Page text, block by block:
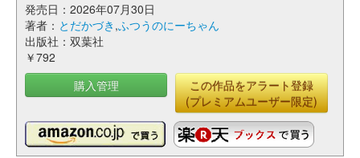
発売日：2026年07月30日
著者： とだかづき ,ふつうのにーちゃん
出版社：双葉社
￥792
購入管理
この作品をアラート登録
(プレミアムユーザー限定)